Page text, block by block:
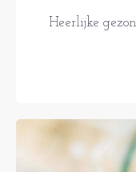
Heerlijke